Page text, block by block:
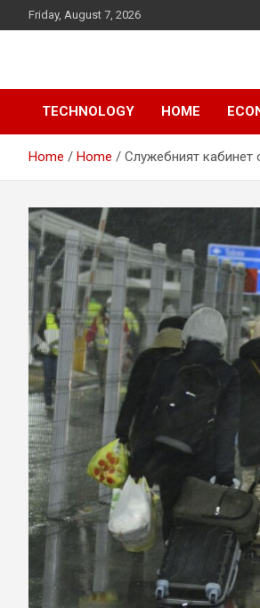
to
Friday, August 7, 2026
d7-news.com
TECHNOLOGY HOME
Home Home Служебният кабинет